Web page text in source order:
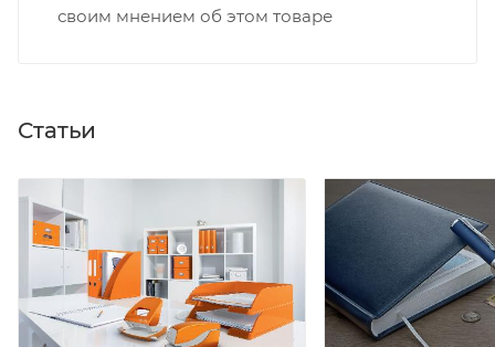
своим мнением об этом товаре
Статьи